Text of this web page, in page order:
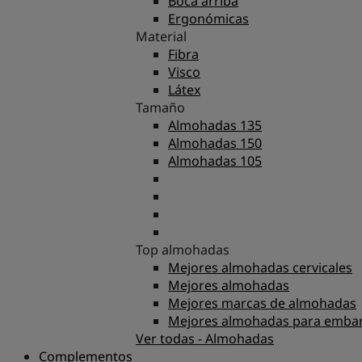
Ergonómicas
Material
Fibra
Visco
Látex
Tamaño
Almohadas 135
Almohadas 150
Almohadas 105
Top almohadas
Mejores almohadas cervicales
Mejores almohadas
Mejores marcas de almohadas
Mejores almohadas para
Ver todas - Almohadas
Complementos